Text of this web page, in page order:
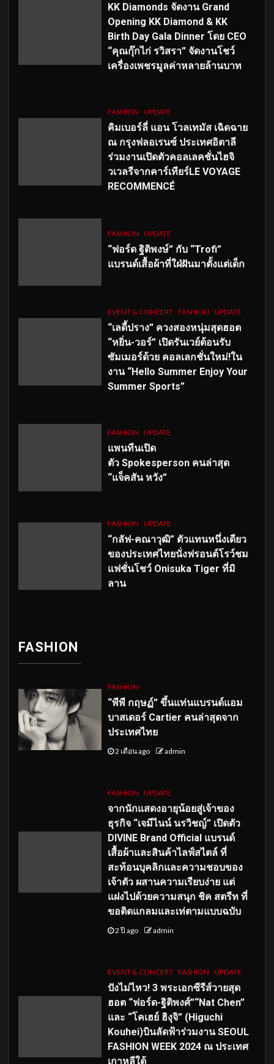
KK Diamonds จัดงาน Grand
Opening KK Diamond & KK
Birth Day Gala Dinner โดย CEO
“คุณกุ๊กไก่ รวิสรา” จัดงานโชว์
เครื่องเพชรมูลค่าหลายล้านบาท
FASHION UPDATE
คิมเบอร์ลี่ แอน โวลเทมัส เฉิดฉาย
ณ กรุงฟลอเรนซ์ ประเทศอิตาลี
ร่วมงานเปิดตัวคอลเลคชั่นไฮจิ
วเวลรีจากคาร์เทียร์LE VOYAGE
RECOMMENCÉ
FASHION UPDATE
“ฟอร์ด ฐิติพงษ์” กับ “Trofi”
แบรนด์เสื้อผ้าที่ใฝ่ฝันมาตั้งแต่เด็ก
EVENT & CONCERT FASHION UPDATE
“เลดี้ปราง” ควงสองหนุ่มสุดฮอต
“หยิ่น-วอร์” เปิดรันเวย์ต้อนรับ
ซัมเมอร์ด้วย คอลเลกชั่นใหม่!ใน
งาน “Hello Summer Enjoy Your
Summer Sports”
FASHION UPDATE
แพนทีนเปิด
ตัว Spokesperson คนล่าสุด
“แจ็คสัน หวัง”
FASHION UPDATE
“กลัฟ-คณาวุฒิ” ตัวแทนหนึ่งเดียว
ของประเทศไทยนั่งฟรอนต์โรว์ชม
แฟชั่นโชว์ Onisuka Tiger ที่มิ
ลาน
FASHION
FASHION
“พีพี กฤษฏ์” ขึ้นแท่นแบรนด์แอม
บาสเดอร์ Cartier คนล่าสุดจาก
ประเทศไทย
2 เดือน ago admin
FASHION UPDATE
จากนักแสดงอายุน้อยสู่เจ้าของ
ธุรกิจ “เจมีไนน์ นรวิชญ์” เปิดตัว
DIVINE Brand Official แบรนด์
เสื้อผ้าและสินค้าไลฟ์สไตล์ ที่
สะท้อนบุคลิกและความชอบของ
เจ้าตัว ผสานความเรียบง่าย แต่
แฝงไปด้วยความสนุก ชิค สตรีท ที่
ขอติดแกลมและเท่ตามแบบฉบับ
2 ปี ago admin
EVENT & CONCERT FASHION UPDATE
ปังไม่ไหว! 3 พระเอกซีรีส์วายสุด
ฮอต “ฟอร์ด-ฐิติพงศ์”“Nat Chen”
และ “โคเฮย์ ฮิงุจิ” (Higuchi
Kouhei)บินลัดฟ้าร่วมงาน SEOUL
FASHION WEEK 2024 ณ ประเทศ
เกาหลีใต้